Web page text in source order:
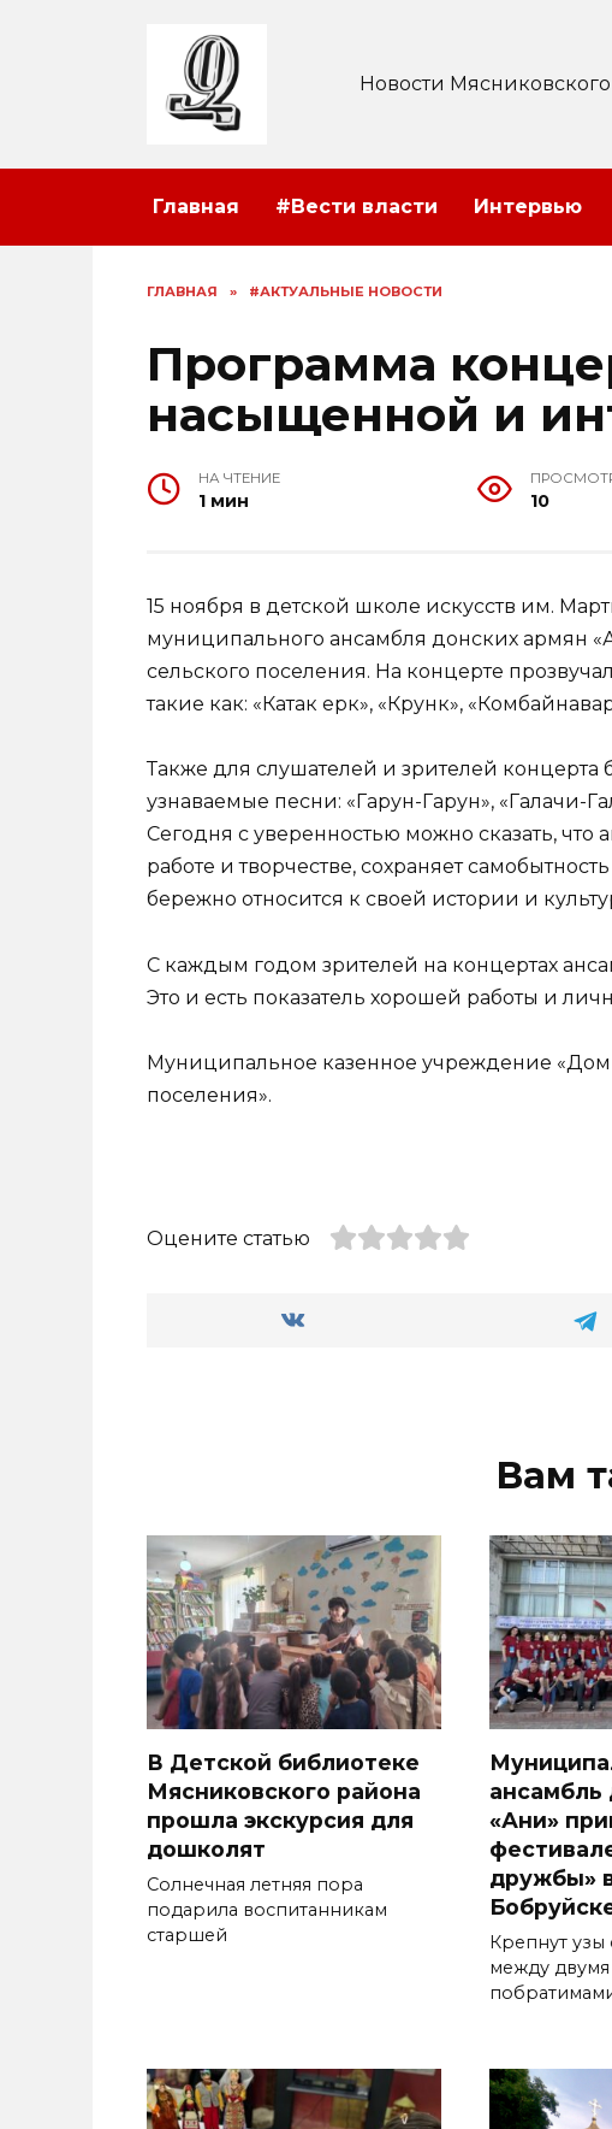
Новости
Главная #Вести власти Интервью
ГЛАВНАЯ » #АКТУАЛЬНЫЕ НОВОСТИ
Программа
насыщенной и
НА ЧТЕНИЕ
1 мин 10
15 ноября в детской школе искусств им.
муниципального ансамбля донских армян
сельского поселения. На концерте
такие как: «Катак ерк», «Крунк»,
Также для слушателей и зрителей
узнаваемые песни: «Гарун-Гарун», «Галачи-
Сегодня с уверенностью можно сказать,
работе и творчестве, сохраняет
бережно относится к своей истории и
С каждым годом зрителей на концертах
Это и есть показатель хорошей работы и
Муниципальное казенное учреждение «Дом
поселения».
Оцените статью
Вам
В Детской библиотеке
Мясниковского района
прошла экскурсия для
дошколят
Солнечная летняя пора
подарила воспитанникам
старшей
ансамбль
«Ани»
дружбы»
Крепнут узы
между